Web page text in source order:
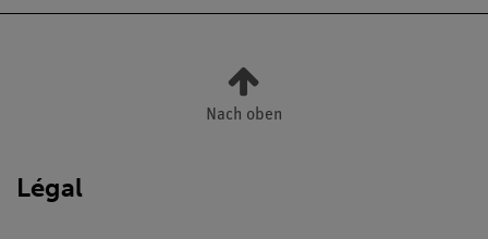
Nach oben
Légal